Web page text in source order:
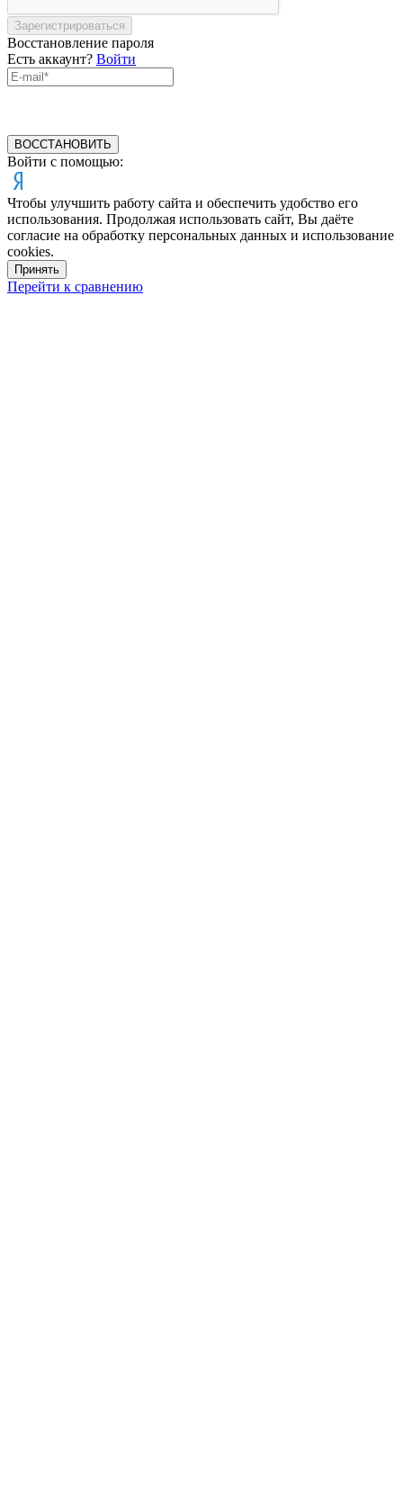
Зарегистрироваться
Восстановление пароля
Есть аккаунт? Войти
ВОССТАНОВИТЬ
Войти с помощью:
Чтобы улучшить работу сайта и обеспечить удобство его
использования. Продолжая использовать сайт, Вы даёте
согласие на обработку персональных данных и использование
cookies.
Принять
Перейти к сравнению